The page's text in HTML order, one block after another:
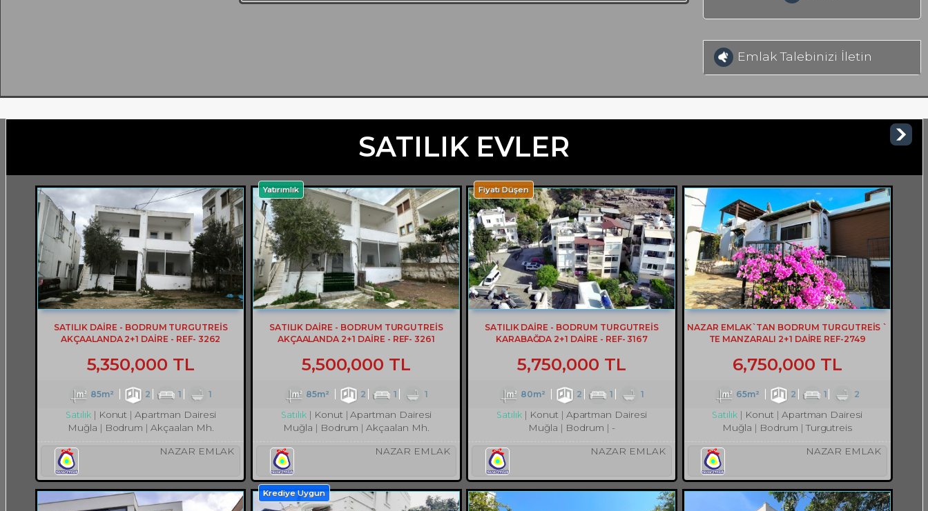
Emlak Talebinizi İletin
SATILIK EVLER
SATILIK DAİRE - BODRUM TURGUTREİS
AKÇAALANDA 2+1 DAİRE - REF- 3262
5,350,000 TL
85m² 2 1
1
Satılık
Konut
Apartman Dairesi
Muğla
Bodrum Akçaalan Mh.
NAZAR EMLAK
Yatırımlık
SATILIK DAİRE - BODRUM TURGUTREİS
AKÇAALANDA 2+1 DAİRE - REF- 3261
5,500,000 TL
85m² 2 1
1
Satılık
Konut
Apartman Dairesi
Muğla
Bodrum Akçaalan Mh.
NAZAR EMLAK
Fiyatı Düşen
SATILIK DAİRE - BODRUM TURGUTREİS
KARABAĞDA 2+1 DAİRE - REF- 3167
5,750,000 TL
80m² 2 1
1
Satılık
Konut
Apartman Dairesi
Muğla
Bodrum -
NAZAR EMLAK
NAZAR EMLAK`TAN BODRUM TURGUTREİS `
TE MANZARALI 2+1 DAİRE REF-2749
6,750,000 TL
65m² 2 1
2
Satılık
Konut
Apartman Dairesi
Muğla
Bodrum Turgutreis
NAZAR EMLAK
Krediye Uygun